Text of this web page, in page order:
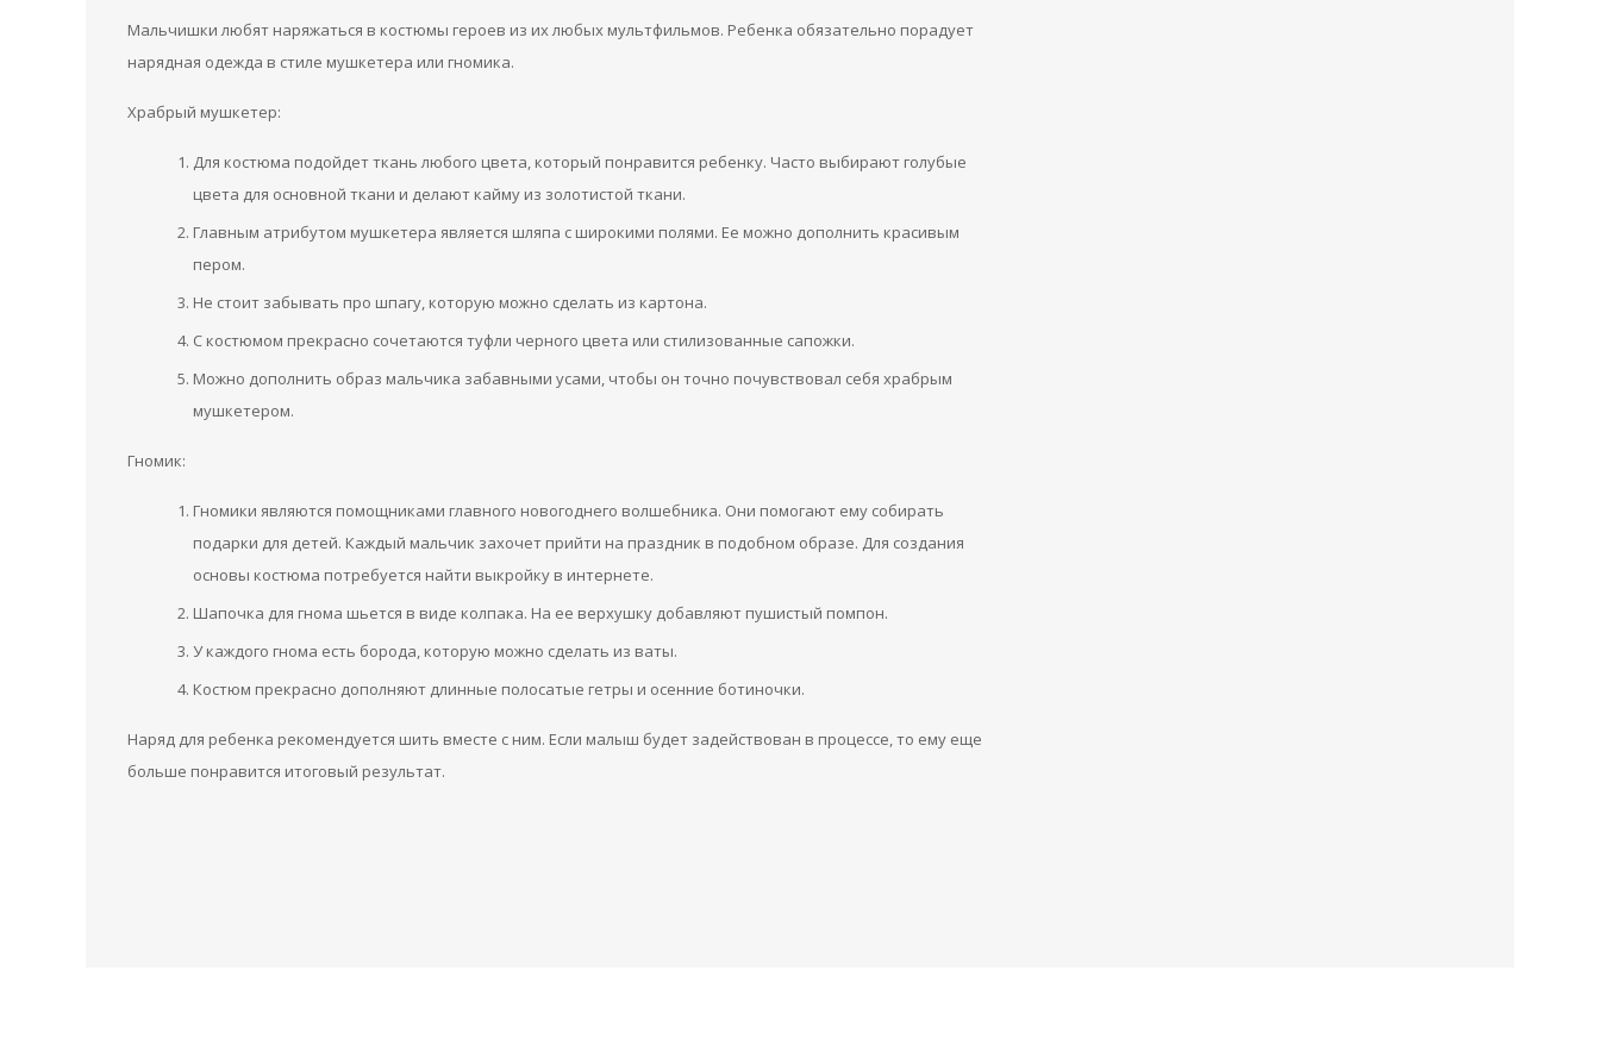
Мальчишки любят наряжаться в костюмы героев из их любых мультфильмов. Ребенка обязательно порадует
нарядная одежда в стиле мушкетера или гномика.
Храбрый мушкетер:
Для костюма подойдет ткань любого цвета, который понравится ребенку. Часто выбирают голубые
цвета для основной ткани и делают кайму из золотистой ткани.
Главным атрибутом мушкетера является шляпа с широкими полями. Ее можно дополнить красивым
пером.
Не стоит забывать про шпагу, которую можно сделать из картона.
С костюмом прекрасно сочетаются туфли черного цвета или стилизованные сапожки.
Можно дополнить образ мальчика забавными усами, чтобы он точно почувствовал себя храбрым
мушкетером.
Гномик:
Гномики являются помощниками главного новогоднего волшебника. Они помогают ему собирать
подарки для детей. Каждый мальчик захочет прийти на праздник в подобном образе. Для создания
основы костюма потребуется найти выкройку в интернете.
Шапочка для гнома шьется в виде колпака. На ее верхушку добавляют пушистый помпон.
У каждого гнома есть борода, которую можно сделать из ваты.
Костюм прекрасно дополняют длинные полосатые гетры и осенние ботиночки.
Наряд для ребенка рекомендуется шить вместе с ним. Если малыш будет задействован в процессе, то ему еще
больше понравится итоговый результат.